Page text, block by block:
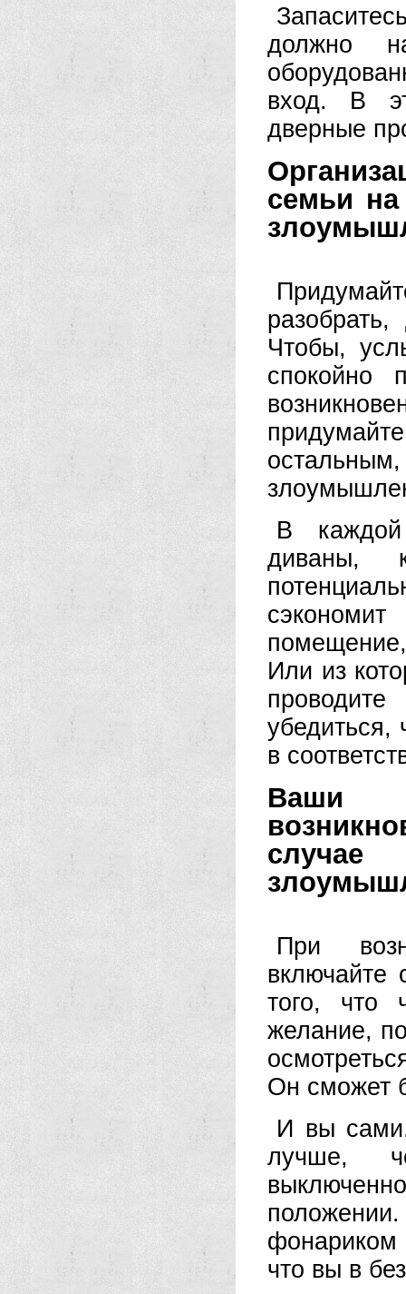
должно
вход. В
дверные
семьи на
Чтобы,
спокойно
В каждой
диваны,
Или из
убедиться,
в
Ваши
При
включайте
того, что
желание,
Он сможет
И вы
лучше,
фонариком
что вы в